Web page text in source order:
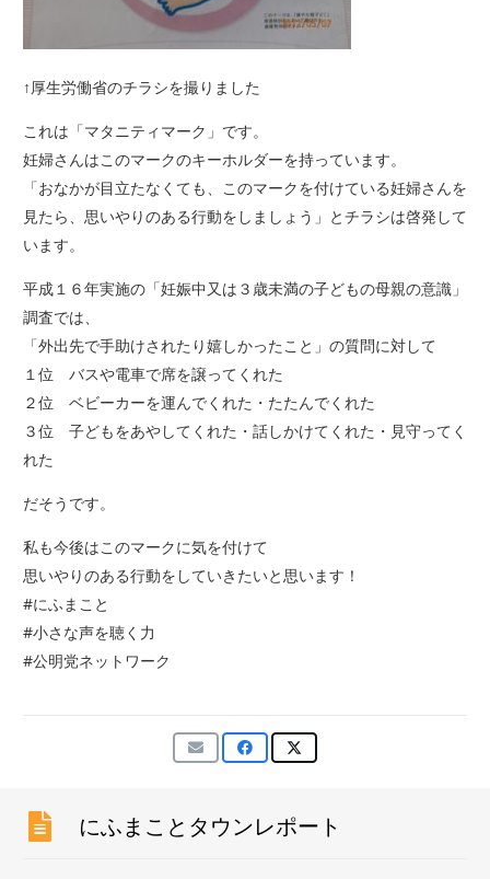
↑厚生労働省のチラシを撮りました
これは「マタニティマーク」です。
妊婦さんはこのマークのキーホルダーを持っています。
「おなかが目立たなくても、このマークを付けている妊婦さんを
見たら、思いやりのある行動をしましょう」とチラシは啓発して
います。
平成１６年実施の「妊娠中又は３歳未満の子どもの母親の意識」
調査では、
「外出先で手助けされたり嬉しかったこと」の質問に対して
１位 バスや電車で席を譲ってくれた
２位 ベビーカーを運んでくれた・たたんでくれた
３位 子どもをあやしてくれた・話しかけてくれた・見守ってく
れた
だそうです。
私も今後はこのマークに気を付けて
思いやりのある行動をしていきたいと思います！
#にふまこと
#小さな声を聴く力
#公明党ネットワーク
にふまことタウンレポート